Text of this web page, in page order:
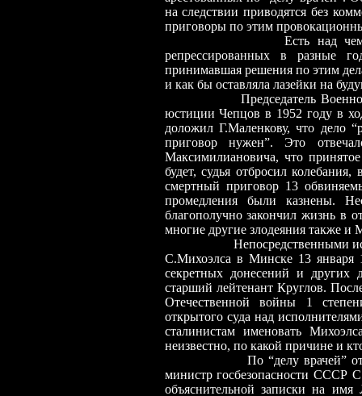
на следствии приводятся без
приговоры по этим
Есть над чем
репрессированных в разные
принимавшая решения по этим
и как бы оставляла лазейки на
Председатель
юстиции Чепцов в 1952 году в
доложил Г.Маленкову, что дело
приговор нужен”. Это
Максимилиановича, что
будет, судья отбросил
смертный приговор 13
промедления были казнены.
благополучно закончил жизнь в
многие другие злодеяния также и
Непосредственными
С.Михоэлса в Минске 13 января
секретных донесений и
старший лейтенант Круглов.
Отечественной войны 1
открытого суда над
сталинистам именовать
неизвестно, по какой причине и
По “делу врачей”
министр госбезопасности СССР
объяснительной записки на имя